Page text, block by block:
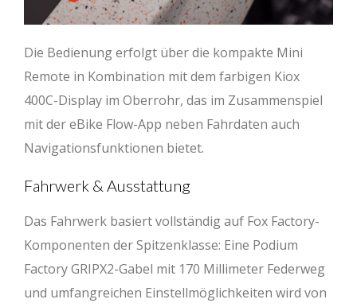
Die Bedienung erfolgt über die kompakte Mini
Remote in Kombination mit dem farbigen Kiox
400C-Display im Oberrohr, das im Zusammenspiel
mit der eBike Flow-App neben Fahrdaten auch
Navigationsfunktionen bietet.
Fahrwerk & Ausstattung
Das Fahrwerk basiert vollständig auf Fox Factory-
Komponenten der Spitzenklasse: Eine Podium
Factory GRIPX2-Gabel mit 170 Millimeter Federweg
und umfangreichen Einstellmöglichkeiten wird von